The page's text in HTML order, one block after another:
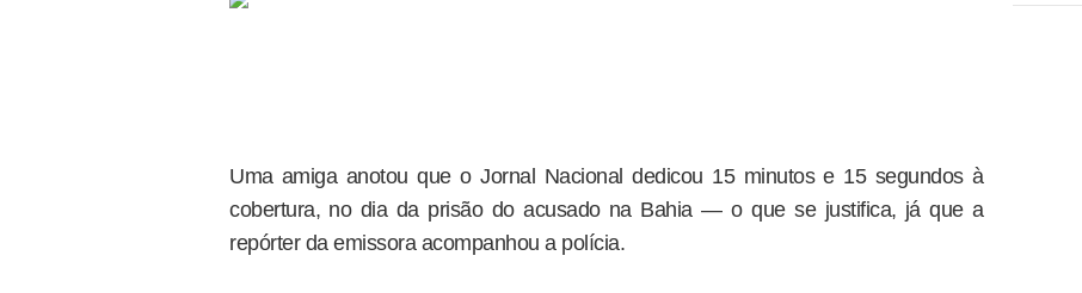
Uma amiga anotou que o Jornal Nacional dedicou 15 minutos e 15 segundos à
cobertura, no dia da prisão do acusado na Bahia — o que se justifica, já que a
repórter da emissora acompanhou a polícia.